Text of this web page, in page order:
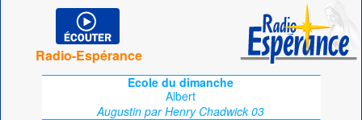
Radio-Espérance
Ecole du dimanche
Albert
Augustin par Henry Chadwick 03